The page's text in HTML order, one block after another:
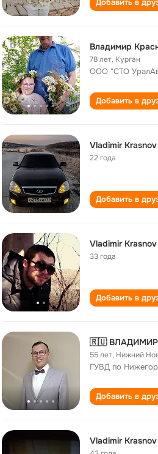
Добавить в
Владимир
78 лет, Курган
ООО "СТО
Добавить в
Vladimir Krasnov
22 года
Добавить в
Vladimir Krasnov
33 года
Добавить в
55 лет, Нижний
ГУВД по
Добавить в
Vladimir Krasnov